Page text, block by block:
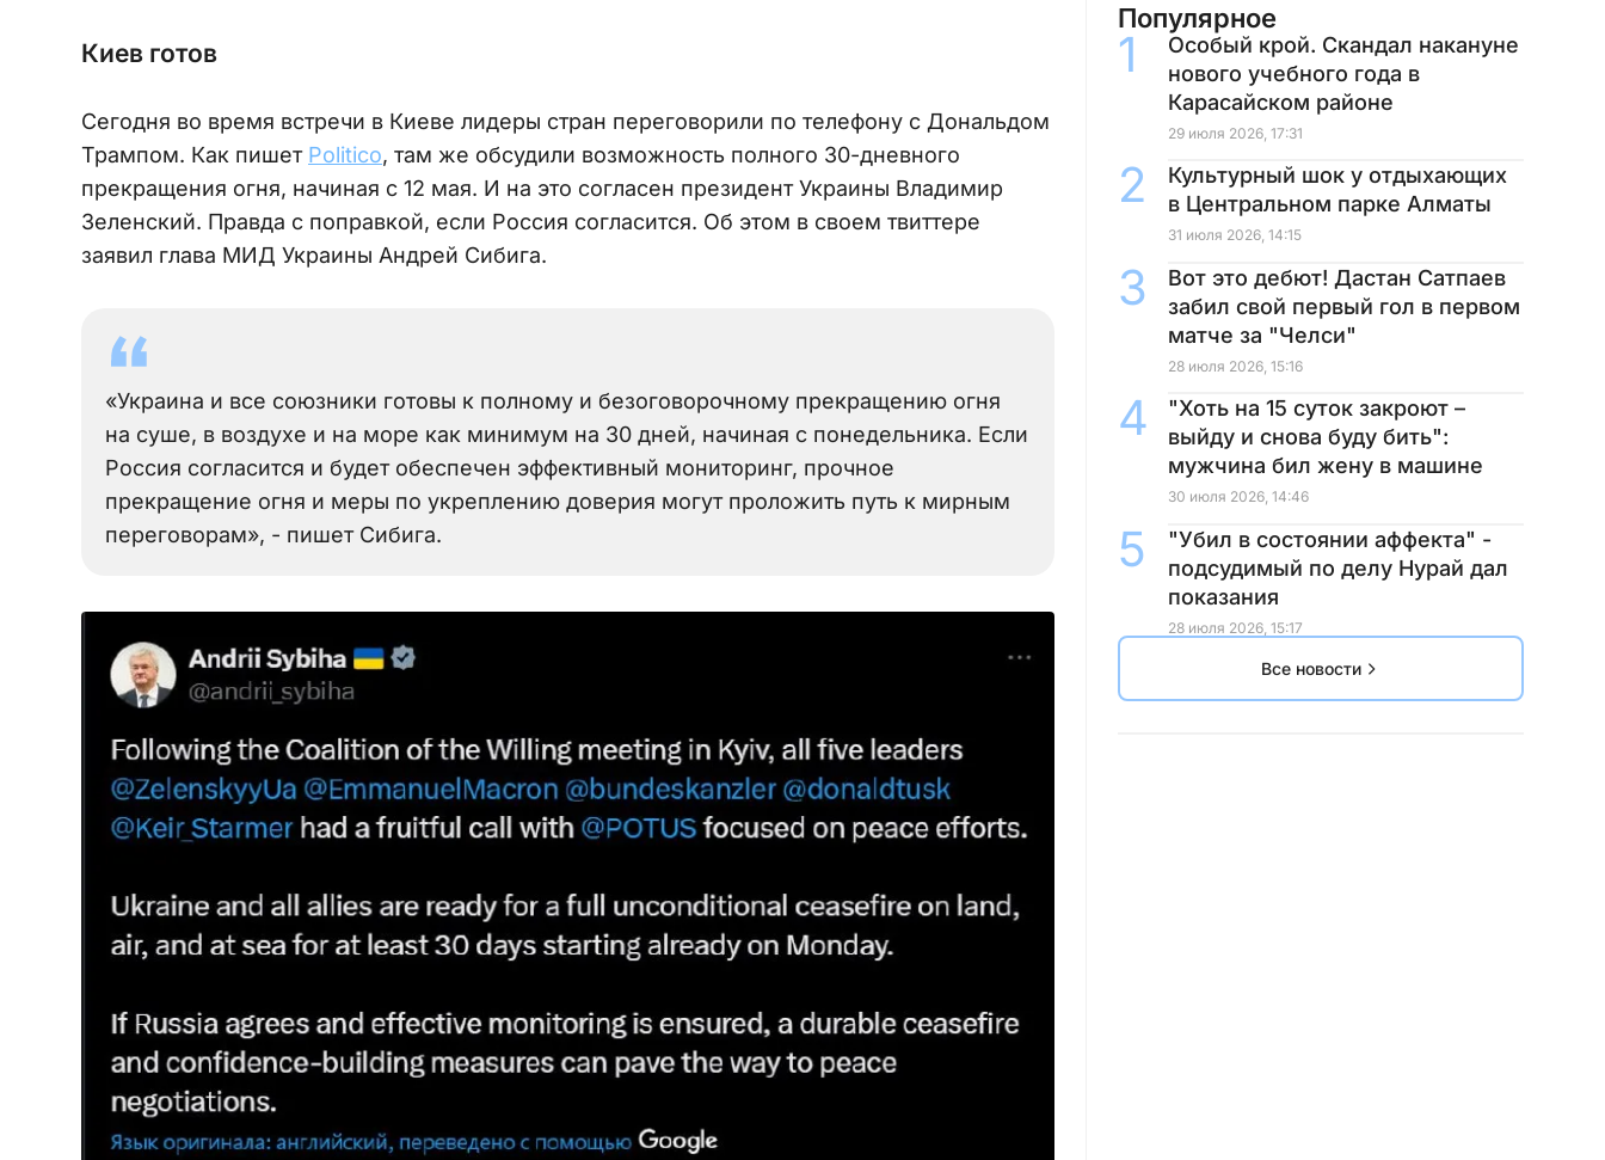
Киев готов
Сегодня во время встречи в Киеве лидеры стран переговорили по телефону с Дональдом
Трампом. Как пишет Рolitico, там же обсудили возможность полного 30-дневного
прекращения огня, начиная с 12 мая. И на это согласен президент Украины Владимир
Зеленский. Правда с поправкой, если Россия согласится. Об этом в своем твиттере
заявил глава МИД Украины Андрей Сибига.
«Украина и все союзники готовы к полному и безоговорочному прекращению огня
на суше, в воздухе и на море как минимум на 30 дней, начиная с понедельника. Если
Россия согласится и будет обеспечен эффективный мониторинг, прочное
прекращение огня и меры по укреплению доверия могут проложить путь к мирным
переговорам», - пишет Сибига.
Популярное
Особый крой. Скандал накануне
нового учебного года в
Карасайском районе
29 июля 2026, 17:31
Культурный шок у отдыхающих
в Центральном парке Алматы
31 июля 2026, 14:15
Вот это дебют! Дастан Сатпаев
забил свой первый гол в первом
матче за "Челси"
28 июля 2026, 15:16
"Хоть на 15 суток закроют –
выйду и снова буду бить":
мужчина бил жену в машине
30 июля 2026, 14:46
"Убил в состоянии аффекта" -
подсудимый по делу Нурай дал
показания
28 июля 2026, 15:17
Все новости